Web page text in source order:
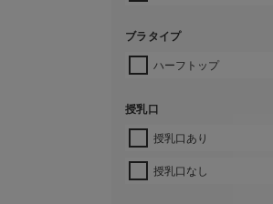
ブラタイプ
ハーフトップ
授乳口
授乳口あり
授乳口なし